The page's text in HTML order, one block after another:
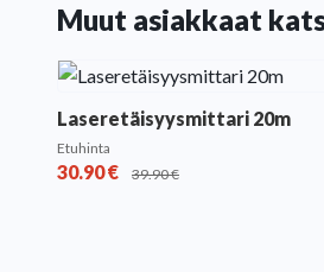
Muut asiakkaat
Laseretäisyysmittari 20m
Etuhinta
30.90€ 39.90€